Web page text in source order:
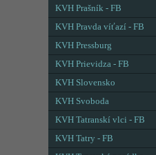
KVH Prašník - FB
KVH Pravda víťazí - FB
KVH Pressburg
KVH Prievidza - FB
KVH Slovensko
KVH Svoboda
KVH Tatranskí vlci - FB
KVH Tatry - FB